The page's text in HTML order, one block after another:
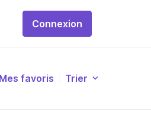
Connexion
Mes favoris Trier